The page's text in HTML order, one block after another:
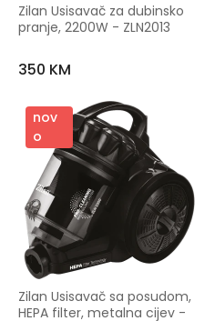
Zilan Usisavač za dubinsko
pranje, 2200W - ZLN2013
350 KM
nov
o
Zilan Usisavač sa posudom,
HEPA filter, metalna cijev -